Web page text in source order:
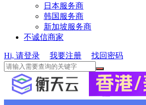
日本服务商
韩国服务商
新加坡服务商
不诚信商家
Hi, 请登录 我要注册 找回密码